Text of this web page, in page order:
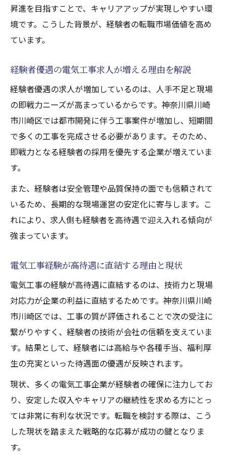
電気工事転職で大切な職場の安定性と待遇
長期的に続けられる電気工事求人の特徴
昇進を目指すことで、キャリアアップが実現しやすい環
境です。こうした背景が、経験者の転職市場価値を高め
ています。
経験者優遇の電気工事求人が増える理由を解説
経験者優遇の求人が増加しているのは、人手不足と現場
の即戦力ニーズが高まっているからです。神奈川県川崎
市川崎区では都市開発に伴う工事案件が増加し、短期間
で多くの工事を完成させる必要があります。そのため、
即戦力となる経験者の採用を優先する企業が増えていま
す。
また、経験者は安全管理や品質保持の面でも信頼されて
いるため、長期的な現場運営の安定化に寄与します。こ
れにより、求人側も経験者を高待遇で迎え入れる傾向が
強まっています。
電気工事経験が高待遇に直結する理由と現状
電気工事の経験が高待遇に直結するのは、技術力と現場
対応力が企業の利益に直結するためです。神奈川県川崎
市川崎区では、工事の質が評価されることで次の受注に
繋がりやすく、経験者の技術が会社の信頼を支えていま
す。結果として、経験者には高給与や各種手当、福利厚
生の充実といった待遇面の優遇が反映されます。
現状、多くの電気工事企業が経験者の確保に注力してお
り、安定した収入やキャリアの継続性を求める方にとっ
ては非常に有利な状況です。転職を検討する際は、こう
した現状を踏まえた戦略的な応募が成功の鍵となりま
す。